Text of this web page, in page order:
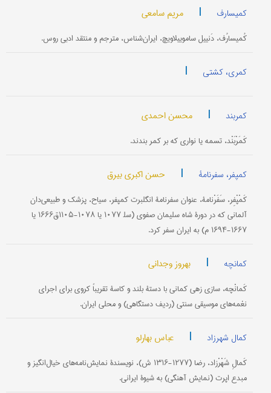
کمیسارف | مریم سامعی
کُمیسارُف، دَنییل ساموییلاویچ، ایران‌شناس، مترجم و منتقد ادبی روس.
کمری، کشتی |
کمربند | محسن احمدی
کَمَرْبَنْد، تسمه یا نواری که بر کمر بندند.
کمپفر، سفرنامۀ | حسن اکبری بیرق
کَمْپْفِر، سَفَرْنامۀ، عنوان سفرنامۀ انگلبرت کمپفر، سیاح، پزشک و طبیعی‌دان
آلمانی که در دورۀ شاه سلیمان صفوی (سل‍ ۱۰۷۷ یا ۱۰۷۸-۱۱۰۵ق۱۶۶۶ یا
۱۶۶۷-۱۶۹۴ م) به ایران سفر کرد.
کمانچه | بهروز وجدانی
کَمانْچه، سازی زهی کمانی با دستۀ بلند و کاسۀ تقریباً کروی برای اجرای
نغمه‌های موسیقی سنتی (ردیف دستگاهی) و محلی ایران.
کمال شهرزاد | عباس بهارلو
کَمالِ شَهْرْزاد، رضا (۱۲۷۷-۱۳۱۶ ش)، نویسندۀ نمایش‌نامه‌های خیال‌انگیز و
مبدع اپرت (نمایش آهنگی) به شیوۀ ایرانی.